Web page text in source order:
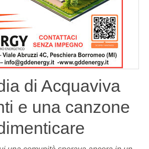
di Acquaviva
e una canzone